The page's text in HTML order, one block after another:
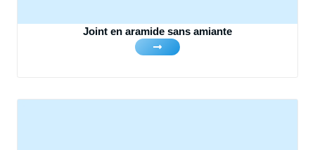
Joint en aramide sans amiante